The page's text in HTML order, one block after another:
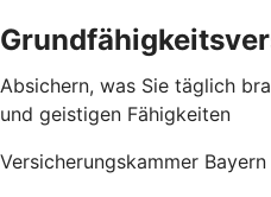
Absichern, was Sie täglich
und geistigen Fähigkeiten
Versicherungskammer Bayern